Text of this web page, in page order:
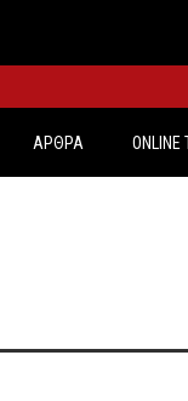
ΑΡΘΡΑ ONLINE